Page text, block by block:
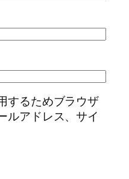
するためブラウザ
ルアドレス、サイ